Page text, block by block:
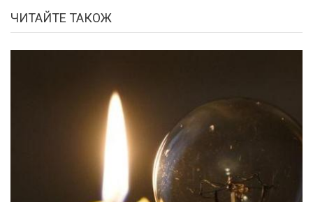
ЧИТАЙТЕ ТАКОЖ